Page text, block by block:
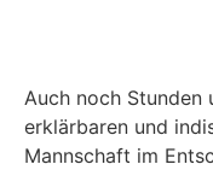
Auch noch Stunden
erklärbaren und
Mannschaft im